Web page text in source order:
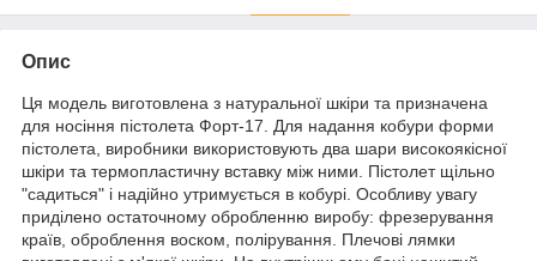
Опис
Ця модель виготовлена з натуральної шкіри та призначена
для носіння пістолета Форт-17. Для надання кобури форми
пістолета, виробники використовують два шари високоякісної
шкіри та термопластичну вставку між ними. Пістолет щільно
"садиться" і надійно утримується в кобурі. Особливу увагу
приділено остаточному обробленню виробу: фрезерування
країв, оброблення воском, полірування. Плечові лямки